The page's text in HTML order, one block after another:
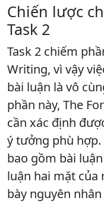
Chiến lược
Task 2
Task 2 chiếm
Writing, vì vậy
bài luận là vô
phần này, The
cần xác định
ý tưởng phù
bao gồm bài
luận hai mặt của
bày nguyên